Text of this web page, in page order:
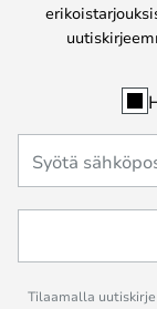
Tilaamalla